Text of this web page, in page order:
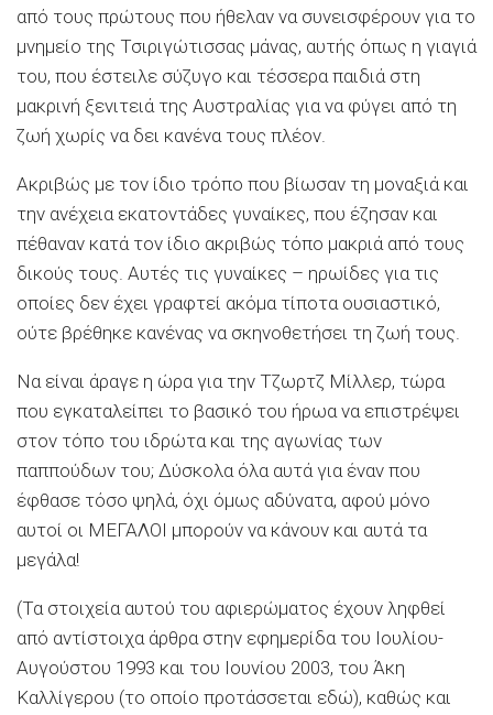
από τους πρώ­τους που ήθελαν να συνεισφέρουν για το
μνημείο της Τσιριγώτισσας μάνας, αυτής όπως η γιαγιά
του, που έστειλε σύ­ζυγο και τέσσερα παιδιά στη
μακρινή ξενιτειά της Αυστρα­λίας για να φύγει από τη
ζωή χωρίς να δει κανένα τους πλέ­ον.
Ακριβώς με τον ίδιο τρόπο που βίωσαν τη μοναξιά και
την ανέχεια εκατοντάδες γυναίκες, που έζησαν και
πέθαναν κα­τά τον ίδιο ακριβώς τόπο μακριά από τους
δικούς τους. Αυ­τές τις γυναίκες – ηρωίδες για τις
οποίες δεν έχει γραφτεί α­κόμα τίποτα ουσιαστικό,
ούτε βρέθηκε κανένας να σκηνοθε­τήσει τη ζωή τους.
Να είναι άραγε η ώρα για την Τζωρτζ Μίλλερ, τώρα
που εγκαταλείπει το βασικό του ήρωα να επιστρέ­ψει
στον τόπο του ιδρώτα και της αγωνίας των
παππούδων του; Δύσκολα όλα αυτά για έναν που
έφθασε τόσο ψηλά, όχι όμως αδύνατα, αφού μόνο
αυτοί οι ΜΕΓΑΛΟΙ μπορούν να κάνουν και αυτά τα
μεγάλα!
(Τα στοιχεία αυτού του αφιερώματος έχουν ληφθεί
από αντίστοιχα άρθρα στην εφημερίδα του Ιουλίου-
Αυγούστου 1993 και του Ιουνίου 2003, του Άκη
Καλλίγερου (το οποίο προτάσσεται εδώ), καθώς και